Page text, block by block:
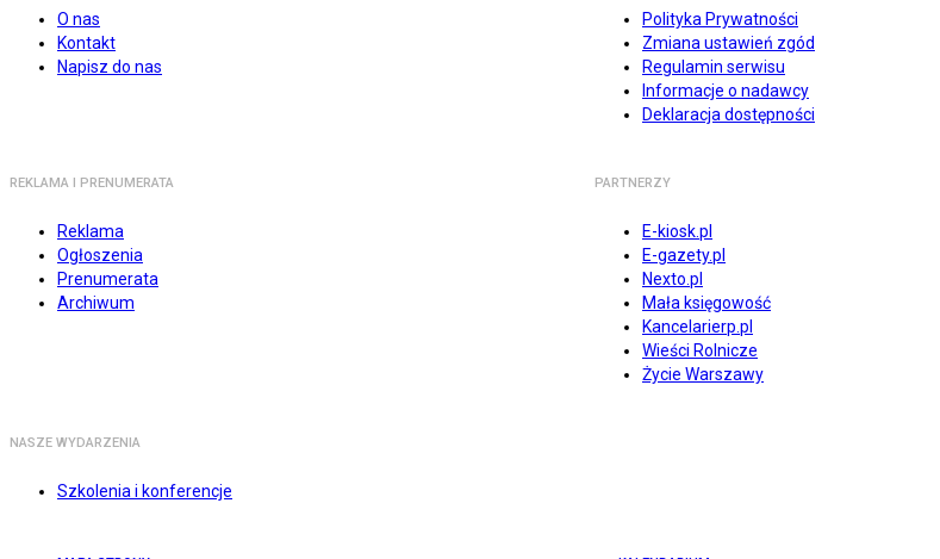
O nas
Kontakt
Napisz do nas
Polityka Prywatności
Zmiana ustawień zgód
Regulamin serwisu
Informacje o nadawcy
Deklaracja dostępności
REKLAMA I PRENUMERATA
Reklama
Ogłoszenia
Prenumerata
Archiwum
PARTNERZY
E-kiosk.pl
E-gazety.pl
Nexto.pl
Mała księgowość
Kancelarierp.pl
Wieści Rolnicze
Życie Warszawy
NASZE WYDARZENIA
Szkolenia i konferencje